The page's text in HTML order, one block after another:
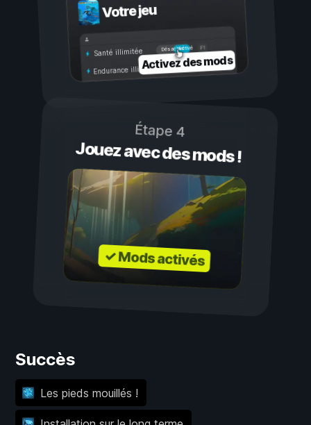
Votre jeu
Activé
Désactivé
Santé illimitée
Endurance illimitéeActivez des mods
Étape 4
Jouez avec des mods !
✓ Mods activés
Succès
Les pieds mouillés !